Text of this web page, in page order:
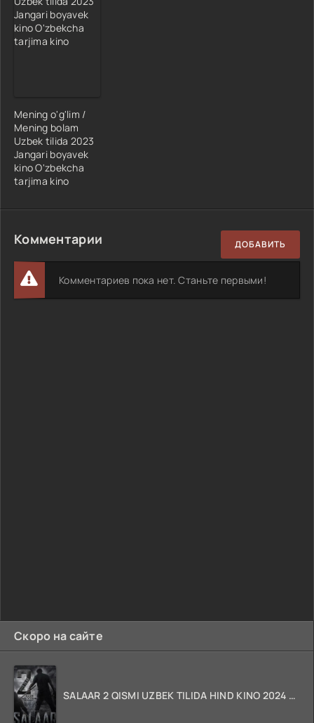
Скоро на сайте
SALAAR 2 QISMI UZBEK TILIDA HIND KINO 2024 TARJIMA 720p HD Skachat
Mening o'g'lim /
Mening bolam
Uzbek tilida 2023
Jangari boyavek
kino O'zbekcha
tarjima kino
Комментарии ДОБАВИТЬ
Комментариев пока нет. Станьте первыми!